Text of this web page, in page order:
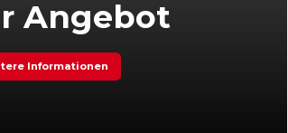
Angebot
Informationen